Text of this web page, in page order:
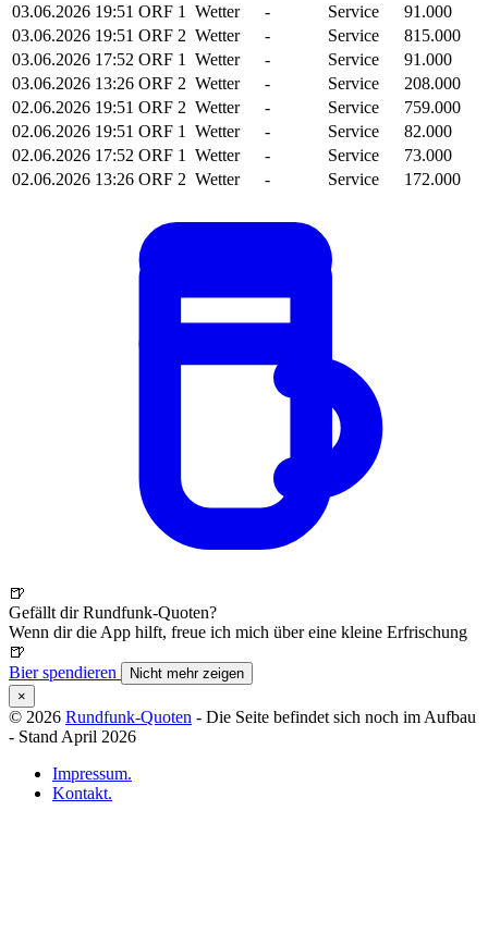
03.06.2026 19:51 ORF 1 Wetter - Service
91.000
03.06.2026 19:51 ORF 2 Wetter - Service
815.000
03.06.2026 17:52 ORF 1 Wetter - Service
91.000
03.06.2026 13:26 ORF 2 Wetter - Service
208.000
02.06.2026 19:51 ORF 2 Wetter - Service
759.000
02.06.2026 19:51 ORF 1 Wetter - Service
82.000
02.06.2026 17:52 ORF 1 Wetter - Service
73.000
02.06.2026 13:26 ORF 2 Wetter - Service 172.000
🍺
Gefällt dir Rundfunk-Quoten?
Wenn dir die App hilft, freue ich mich über eine kleine Erfrischung
🍺
Bier spendieren
Nicht mehr zeigen
×
© 2026 Rundfunk-Quoten - Die Seite befindet sich noch im Aufbau
- Stand April 2026
Impressum.
Kontakt.